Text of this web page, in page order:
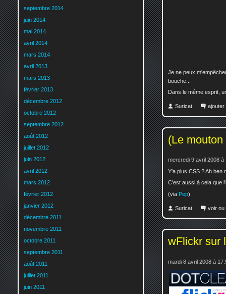
Je ne peux
bouche...
Dans le même esprit,
Suricat ajouter
(Le
mercredi 9 avril 2008 à
Y'a plus CSS ? Ah ben
C'est aussi à cela que
(via Pep)
Suricat voir ou
wFlickr sur
mardi 8 avril 2008 à
septembre 2014
juin 2014
mai 2014
avril 2014
mars 2014
avril 2013
mars 2013
février 2013
décembre 2012
octobre 2012
septembre 2012
août 2012
juillet 2012
juin 2012
avril 2012
mars 2012
février 2012
janvier 2012
décembre 2011
novembre 2011
octobre 2011
septembre 2011
août 2011
juillet 2011
juin 2011